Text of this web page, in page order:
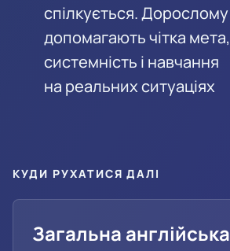
спілкується. Дорослому
допомагають чітка мета,
системність і навчання
на реальних ситуаціях
КУДИ РУХАТИСЯ ДАЛІ
Загальна англійська